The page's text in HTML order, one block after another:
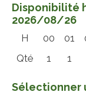
Disponibilité
2026/08/26
H 00 01
Qté
1 1
Sélectionner